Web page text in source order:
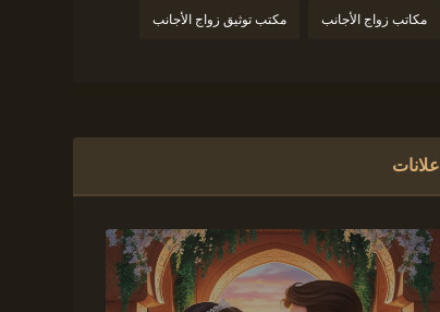
مكاتب زواج الأجانب مكتب توثيق زواج الأجانب
إعلانات